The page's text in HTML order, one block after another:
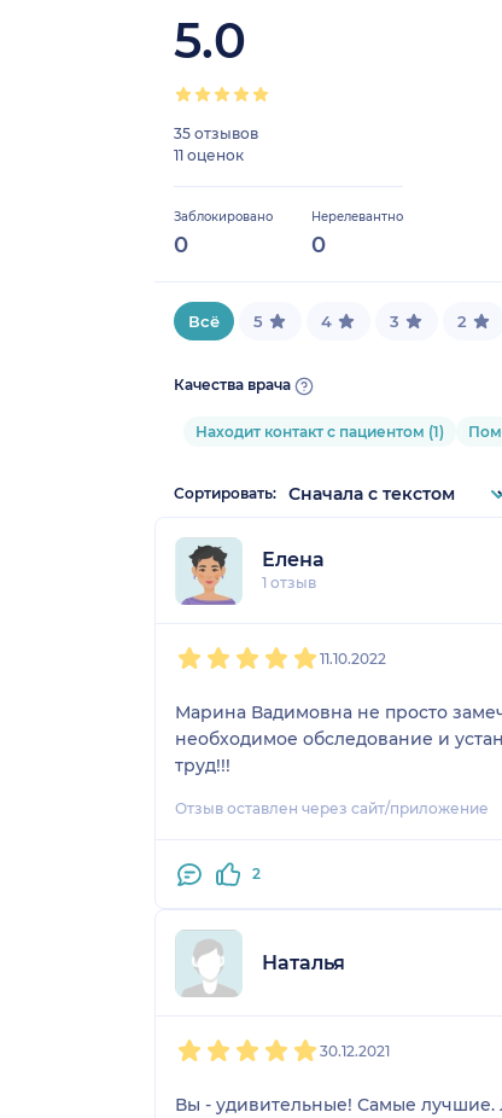
5.0
35 отзывов
11 оценок
Заблокировано
0
Нерелевантно
0
Всё 5 4 3 2
Качества врача
Находит контакт с пациентом (1)
Сортировать:
Елена
1 отзыв
11.10.2022
Марина Вадимовна не просто
необходимое обследование и
труд!!!
Отзыв оставлен через сайт/приложение
2
Наталья
30.12.2021
Вы - удивительные! Самые